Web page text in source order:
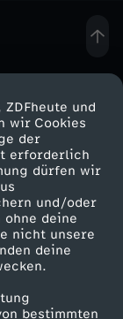
und
wir Cookies
der
erforderlich
dürfen wir
und/oder
deine
nicht unsere
deine
bestimmten
ZDF